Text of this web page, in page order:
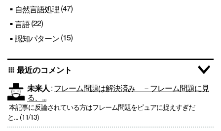
自然言語処理(47)
言語(22)
認知パターン(15)
apps 最近のコメント
未来人:フレーム問題は解決済み －フレーム問題に見
る、...
本記事に反論されている方はフレーム問題をピュアに捉えすぎだ
と... (11/13)